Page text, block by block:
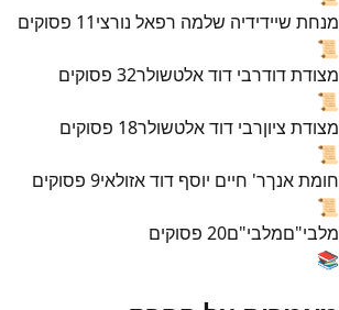
מנחת שיידידיה שלמה רפאל נורצי11 פסוקים
📜
מצודת דודרבי דוד אלטשולר32 פסוקים
📜
מצודת ציוןרבי דוד אלטשולר18 פסוקים
📜
חומת אנךר' חיים יוסף דוד אזולאי9 פסוקים
📜
מלבי"םמלבי"ם20 פסוקים
📚